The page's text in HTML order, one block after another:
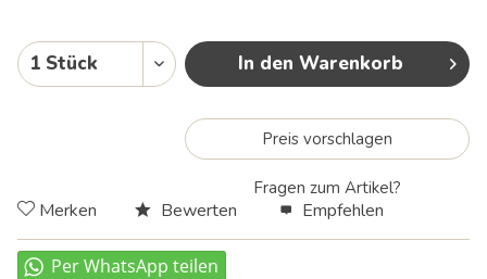
In den Warenkorb
Preis vorschlagen
Fragen zum Artikel?
Merken Bewerten Empfehlen